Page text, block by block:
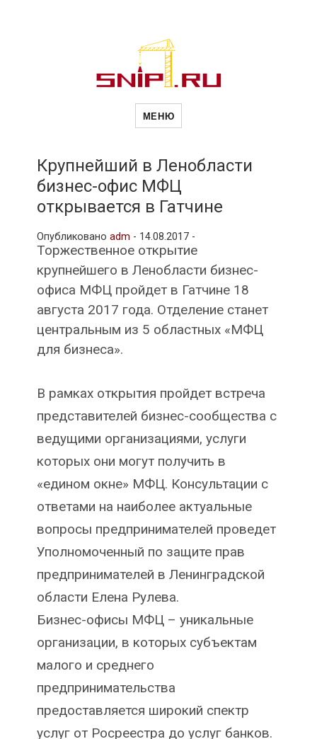
Новости
и
другие связанные со стройкой
рубрики
МЕНЮ
Крупнейший в Ленобласти
бизнес-офис МФЦ
открывается в Гатчине
Опубликовано adm - 14.08.2017 -
Торжественное открытие
крупнейшего в Ленобласти бизнес-
офиса МФЦ пройдет в Гатчине 18
августа 2017 года. Отделение станет
центральным из 5 областных «МФЦ
для бизнеса».
В рамках открытия пройдет встреча
представителей бизнес-сообщества с
ведущими организациями, услуги
которых они могут получить в
«едином окне» МФЦ. Консультации с
ответами на наиболее актуальные
вопросы предпринимателей проведет
Уполномоченный по защите прав
предпринимателей в Ленинградской
области Елена Рулева.
Бизнес-офисы МФЦ – уникальные
организации, в которых субъектам
малого и среднего
предпринимательства
предоставляется широкий спектр
услуг от Росреестра до услуг банков.